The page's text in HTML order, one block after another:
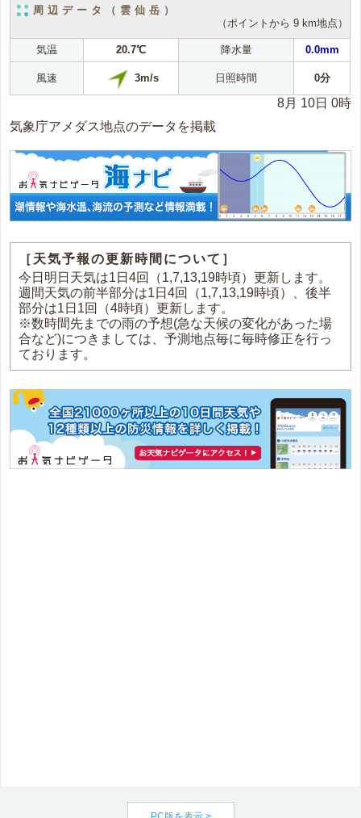
周辺データ（雲仙岳）
（ポイントから 9 km地点）
気温 20.7℃ 降水量 0.0mm
風速 3m/s 日照時間 0分
8月 10日 0時
気象庁アメダス地点のデータを掲載
［天気予報の更新時間について］
今日明日天気は1日4回（1,7,13,19時頃）更新します。
週間天気の前半部分は1日4回（1,7,13,19時頃）、後半
部分は1日1回（4時頃）更新します。
※数時間先までの雨の予想(急な天候の変化があった場
合など)につきましては、予測地点毎に毎時修正を行っ
ております。